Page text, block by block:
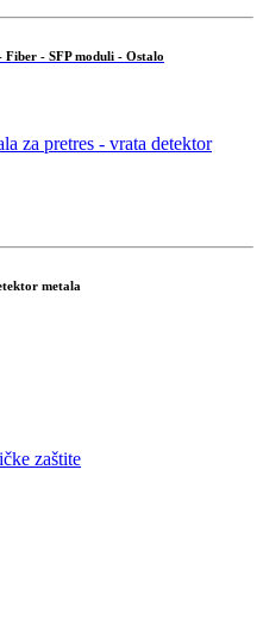
- SFP moduli - Ostalo
metala
zaštite